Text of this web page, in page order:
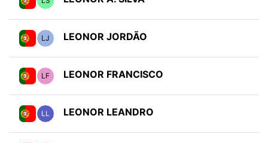
LJ LEONOR JORDÃO
LF LEONOR FRANCISCO
LL LEONOR LEANDRO